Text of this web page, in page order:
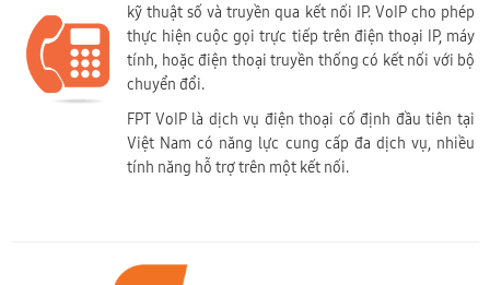
kỹ thuật số và truyền qua kết nối IP. VoIP cho phép
thực hiện cuộc gọi trực tiếp trên điện thoại IP, máy
tính, hoặc điện thoại truyền thống có kết nối với bộ
chuyển đổi.
FPT VoIP là dịch vụ điện thoại cố định đầu tiên tại
Việt Nam có năng lực cung cấp đa dịch vụ, nhiều
tính năng hỗ trợ trên một kết nối.